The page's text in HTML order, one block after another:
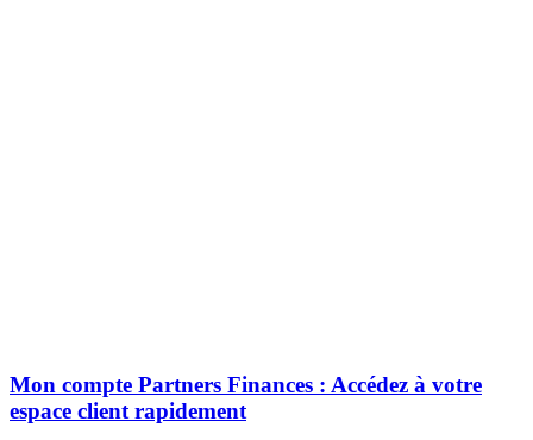
Mon compte Partners Finances : Accédez à votre
espace client rapidement